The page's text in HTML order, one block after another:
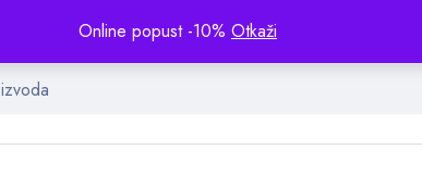
Online popust -10% Otkaži